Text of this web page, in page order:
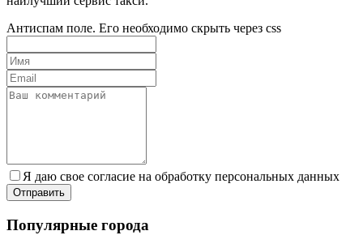
Антиспам поле. Его необходимо скрыть через css
Я даю свое согласие на обработку персональных данных
Популярные города